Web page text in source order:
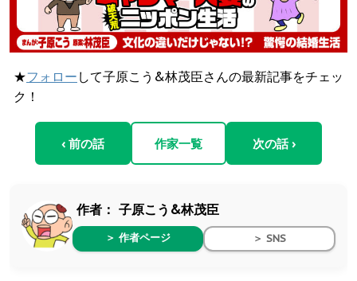
★フォロー して子原こう&林茂臣さんの最新記事をチェッ
ク！
‹ 前の話 作家一覧 次の話 ›
作者： 子原こう&林茂臣
＞ 作者ページ ＞ SNS